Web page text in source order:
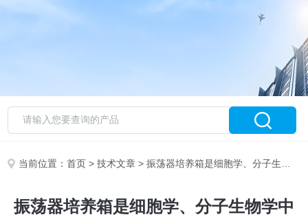
当前位置：首页 >技术文章 > 振荡器培养箱是细胞学、分子生物学中不可缺少的工具之一
振荡器培养箱是细胞学、分子生物学中